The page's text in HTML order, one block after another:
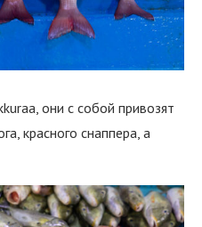
они с собой привозят
красного снаппера, а